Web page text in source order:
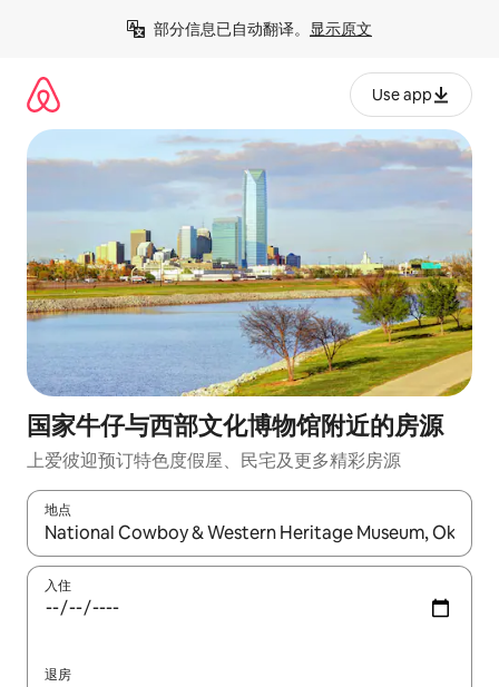
部分信息已自动翻译。 显示原文
Use app
国家牛仔与西部文化博物馆附近的房源
上爱彼迎预订特色度假屋、民宅及更多精彩房源
地点
如有搜索结果，请使用上下方向键查看，或通过点击或滑动手势
入住
退房